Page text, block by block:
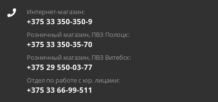
Интернет-магазин:
+375 33 350-350-9
Розничный магазин, ПВЗ Полоцк:
+375 33 350-35-70
Розничный магазин, ПВЗ Витебск:
+375 29 550-03-77
Отдел по работе с юр. лицами:
+375 33 66-99-511